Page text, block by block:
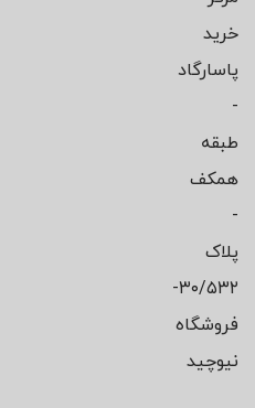
خرید
پاسارگاد
-
طبقه
همکف
-
پلاک
۳۰/۵۳۲-
فروشگاه
نیوچید